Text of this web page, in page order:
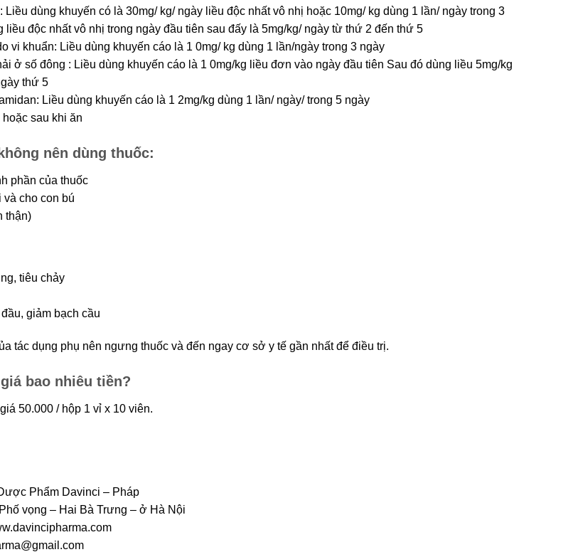
Liều dùng khuyến có là 30mg/ kg/ ngày liều độc nhất vô nhị hoặc 10mg/ kg dùng 1 lần/ ngày trong 3
liều độc nhất vô nhị trong ngày đầu tiên sau đấy là 5mg/kg/ ngày từ thứ 2 đến thứ 5
vi khuẩn: Liều dùng khuyến cáo là 1 0mg/ kg dùng 1 lần/ngày trong 3 ngày
ở số đông : Liều dùng khuyến cáo là 1 0mg/kg liều đơn vào ngày đầu tiên Sau đó dùng liều 5mg/kg
thứ 5
Liều dùng khuyến cáo là 1 2mg/kg dùng 1 lần/ ngày/ trong 5 ngày
sau khi ăn
nên dùng thuốc:
phần của thuốc
cho con bú
thận)
tiêu chảy
giảm bạch cầu
tác dụng phụ nên ngưng thuốc và đến ngay cơ sở y tế gần nhất để điều trị.
bao nhiêu tiền?
50.000 / hộp 1 vỉ x 10 viên.
Phẩm Davinci – Pháp
vọng – Hai Bà Trưng – ở Hà Nội